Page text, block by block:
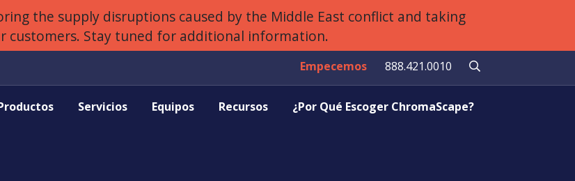
the supply disruptions caused by the Middle East conflict and taking
customers. Stay tuned for additional information.
Empecemos 888.421.0010
Servicios Equipos Recursos ¿Por Qué Escoger ChromaScape?